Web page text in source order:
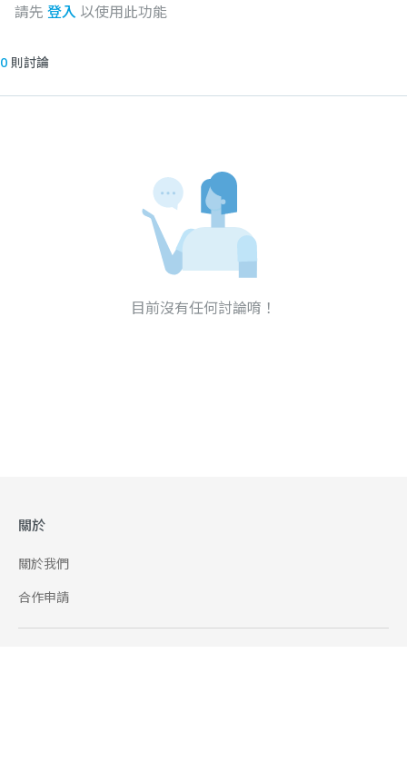
請先 登入 以使用此功能
0 則討論
目前沒有任何討論唷！
關於
關於我們
合作申請